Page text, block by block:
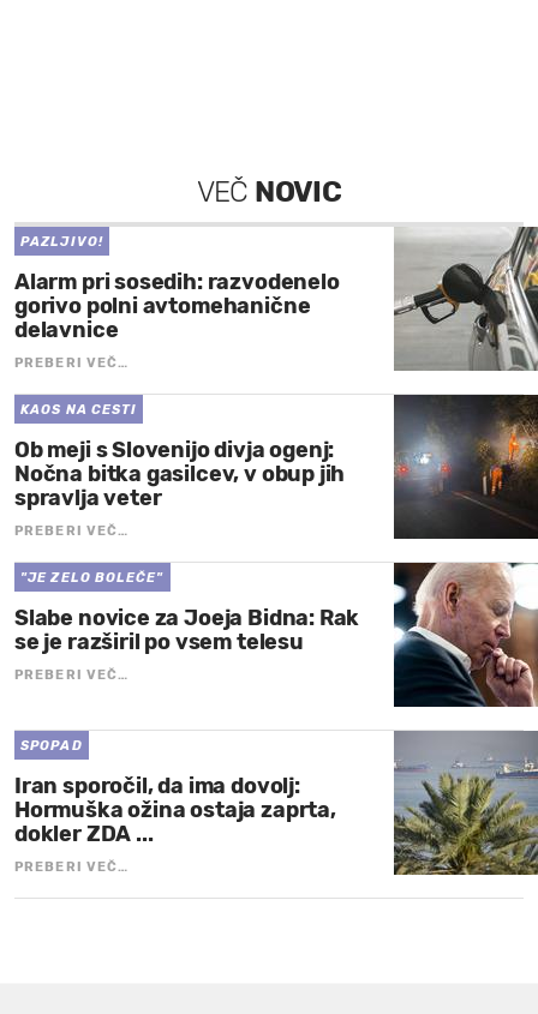
VEČ NOVIC
PAZLJIVO!
Alarm pri sosedih: razvodenelo
gorivo polni avtomehanične
delavnice
PREBERI VEČ…
KAOS NA CESTI
Ob meji s Slovenijo divja ogenj:
Nočna bitka gasilcev, v obup jih
spravlja veter
PREBERI VEČ…
"JE ZELO BOLEČE"
Slabe novice za Joeja Bidna: Rak
se je razširil po vsem telesu
PREBERI VEČ…
SPOPAD
Iran sporočil, da ima dovolj:
Hormuška ožina ostaja zaprta,
dokler ZDA ...
PREBERI VEČ…